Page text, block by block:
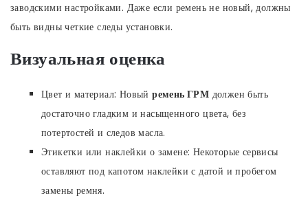
заводскими настройками. Даже если ремень не новый, должны
быть видны четкие следы установки.
Визуальная оценка
Цвет и материал: Новыйремень ГРМ должен быть
достаточно гладким и насыщенного цвета, без
потертостей и следов масла.
Этикетки или наклейки о замене: Некоторые сервисы
оставляют под капотом наклейки с датой и пробегом
замены ремня.